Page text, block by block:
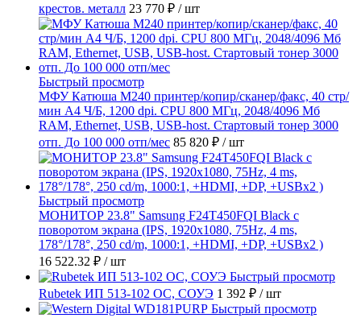
крестов. металл 23 770 ₽ / шт
Быстрый просмотр
МФУ Катюша M240 принтер/копир/сканер/факс, 40 стр/
мин А4 Ч/Б, 1200 dpi. CPU 800 МГц, 2048/4096 Мб
RAM, Ethernet, USB, USB-host. Стартовый тонер 3000
отп. До 100 000 отп/мес 85 820 ₽ / шт
Быстрый просмотр
МОНИТОР 23.8" Samsung F24T450FQI Black с
поворотом экрана (IPS, 1920x1080, 75Hz, 4 ms,
178°/178°, 250 cd/m, 1000:1, +HDMI, +DP, +USBx2 )
16 522.32 ₽ / шт
Быстрый просмотр
Rubetek ИП 513-102 ОС, СОУЭ 1 392 ₽ / шт
Быстрый просмотр